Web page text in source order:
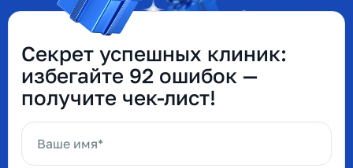
Секрет успешных клиник:
избегайте 92 ошибок —
получите чек-лист!